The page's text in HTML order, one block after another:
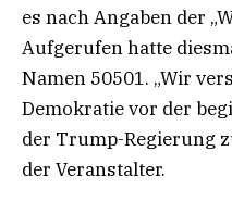
es nach Angaben der
Aufgerufen hatte
Namen 50501. „Wir
Demokratie vor der
der Trump-Regierung
der Veranstalter.